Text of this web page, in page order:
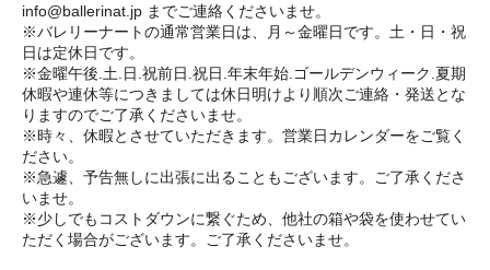
info@ballerinat.jp までご連絡くださいませ。
※バレリーナートの通常営業日は、月～金曜日です。土・日・祝
日は定休日です。
※金曜午後.土.日.祝前日.祝日.年末年始.ゴールデンウィーク.夏期
休暇や連休等につきましては休日明けより順次ご連絡・発送とな
りますのでご了承くださいませ。
※時々、休暇とさせていただきます。営業日カレンダーをご覧く
ださい。
※急遽、予告無しに出張に出ることもございます。ご了承くださ
いませ。
※少しでもコストダウンに繋ぐため、他社の箱や袋を使わせてい
ただく場合がございます。ご了承くださいませ。